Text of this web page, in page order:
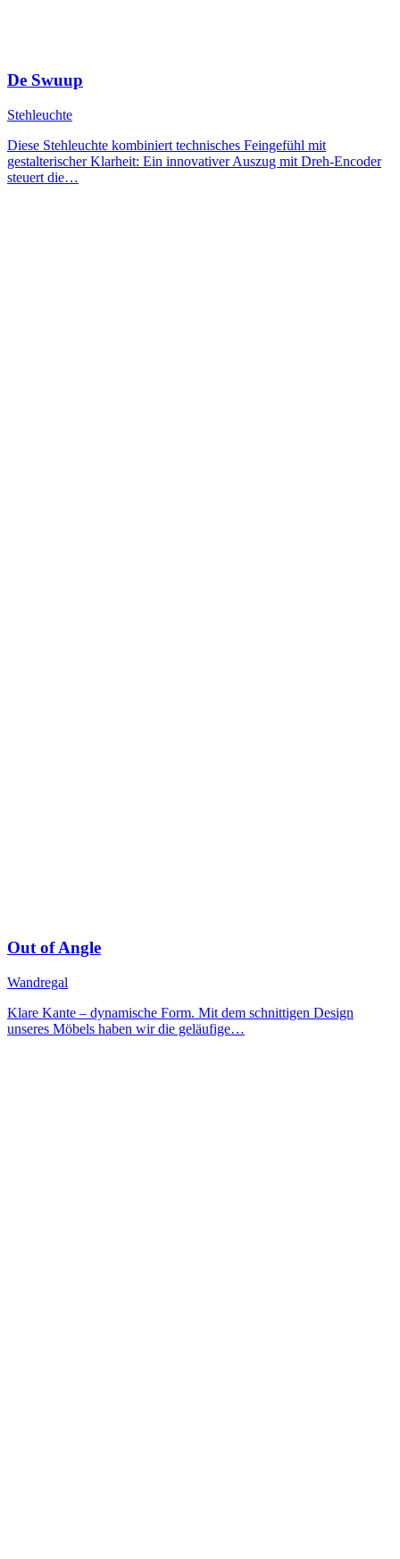
De Swuup
Stehleuchte
Diese Stehleuchte kombiniert technisches Feingefühl mit
gestalterischer Klarheit: Ein innovativer Auszug mit Dreh-Encoder
steuert die…
Out of Angle
Wandregal
Klare Kante – dynamische Form. Mit dem schnittigen Design
unseres Möbels haben wir die geläufige…